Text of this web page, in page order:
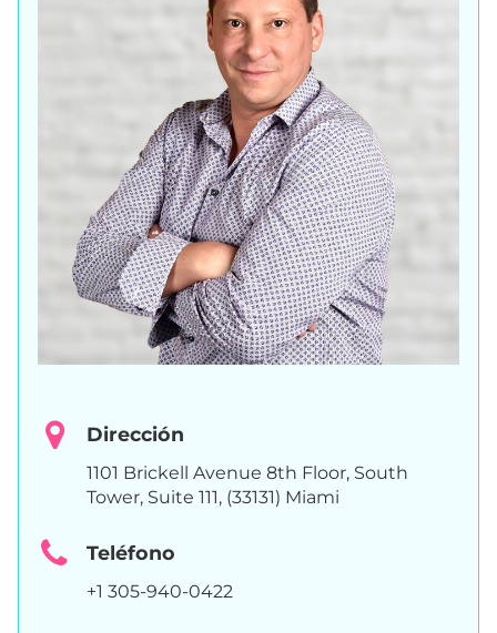
Dirección
1101 Brickell Avenue 8th Floor, South
Tower, Suite 111, (33131) Miami
Teléfono
+1 305-940-0422